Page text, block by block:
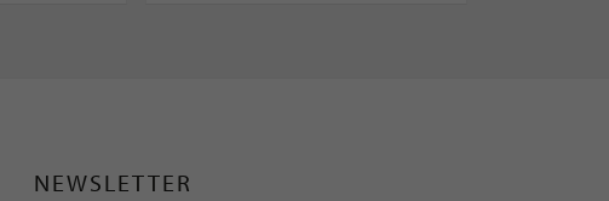
NEWSLETTER